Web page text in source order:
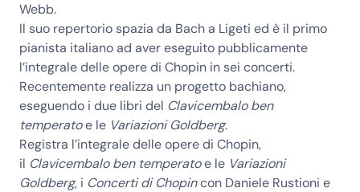
Webb.
Il suo repertorio spazia da Bach a Ligeti ed è il primo
pianista italiano ad aver eseguito pubblicamente
l’integrale delle opere di Chopin in sei concerti.
Recentemente realizza un progetto bachiano,
eseguendo i due libri del Clavicembalo ben
temperatoe le Variazioni Goldberg.
Registra l’integrale delle opere di Chopin,
il Clavicembalo ben temperatoe le Variazioni
Goldberg, i Concerti di Chopincon Daniele Rustioni e